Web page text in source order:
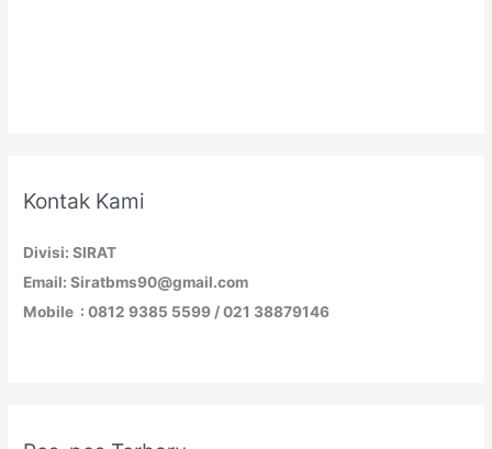
Kontak Kami
Divisi: SIRAT
Email: Siratbms90@gmail.com
Mobile : 0812 9385 5599 / 021 38879146